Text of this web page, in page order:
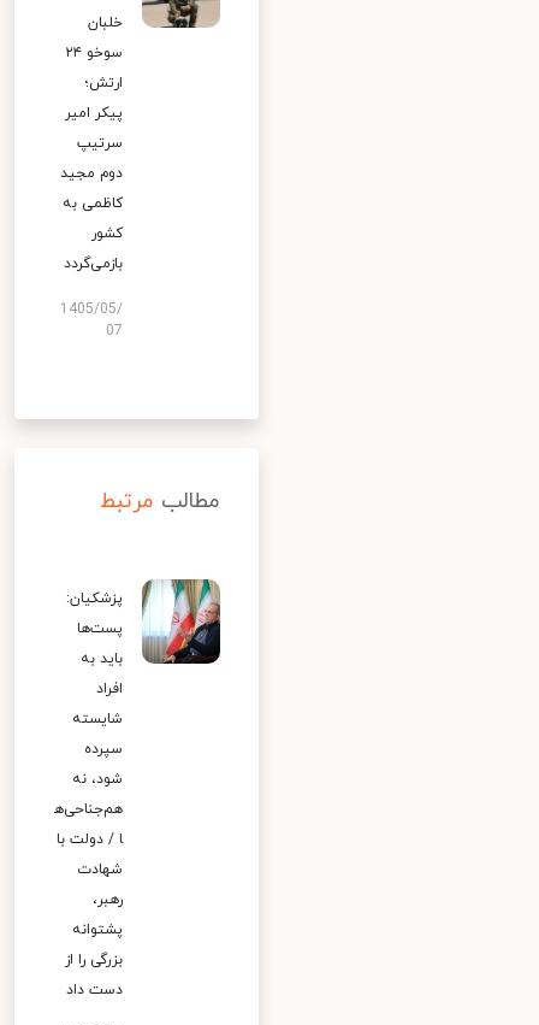
خلبان
سوخو ۲۴
ارتش؛
پیکر امیر
سرتیپ
دوم مجید
کاظمی به
کشور
بازمی‌گردد
1405/05/
07
مطالب مرتبط
پزشکیان:
پست‌ها
باید به
افراد
شایسته
سپرده
شود، نه
هم‌جناحی‌ه
ا / دولت با
شهادت
رهبر،
پشتوانه
بزرگی را از
دست داد